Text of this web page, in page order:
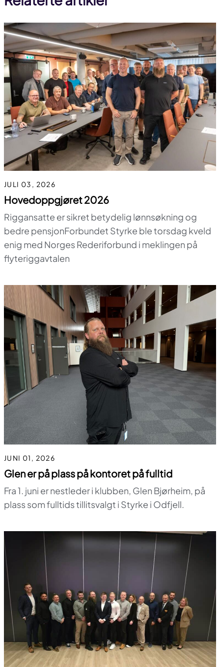
JULI 03, 2026
Hovedoppgjøret 2026
Riggansatte er sikret betydelig lønnsøkning og
bedre pensjonForbundet Styrke ble torsdag kveld
enig med Norges Rederiforbund i meklingen på
flyteriggavtalen
JUNI 01, 2026
Glen er på plass på kontoret på fulltid
Fra 1. juni er nestleder i klubben, Glen Bjørheim, på
plass som fulltids tillitsvalgt i Styrke i Odfjell.